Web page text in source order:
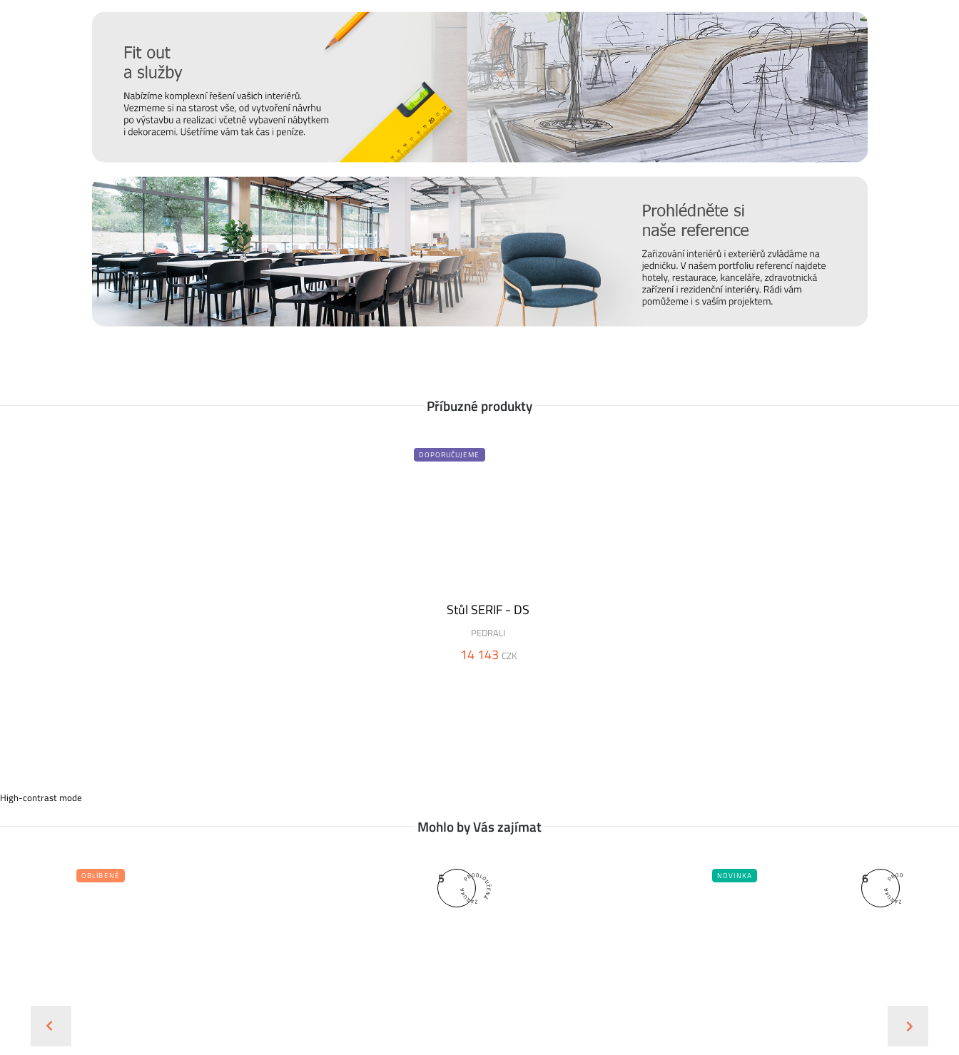
Příbuzné produkty
DOPORUČUJEME
Stůl SERIF - DS
PEDRALI
14 143 CZK
High-contrast mode
Mohlo by Vás zajímat
OBLÍBENÉ 5 6
NOVINKA